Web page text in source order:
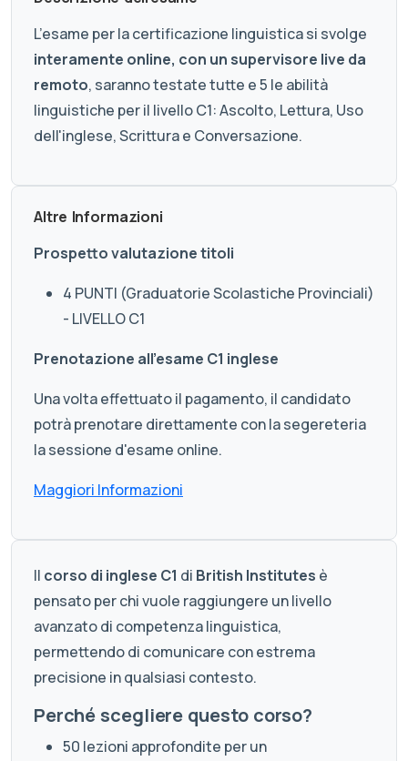
L’esame per la certificazione linguistica si svolge
interamente online, con un supervisore live da
remoto, saranno testate tutte e 5 le abilità
linguistiche per il livello C1: Ascolto, Lettura, Uso
dell'inglese, Scrittura e Conversazione.
Altre Informazioni
Prospetto valutazione titoli
4 PUNTI (Graduatorie Scolastiche Provinciali)
- LIVELLO C1
Prenotazione all'esame C1 inglese
Una volta effettuato il pagamento, il candidato
potrà prenotare direttamente con la segereteria
la sessione d'esame online.
Maggiori Informazioni
Il corso di inglese C1 di British Institutes è
pensato per chi vuole raggiungere un livello
avanzato di competenza linguistica,
permettendo di comunicare con estrema
precisione in qualsiasi contesto.
Perché scegliere questo corso?
50 lezioni approfondite per un